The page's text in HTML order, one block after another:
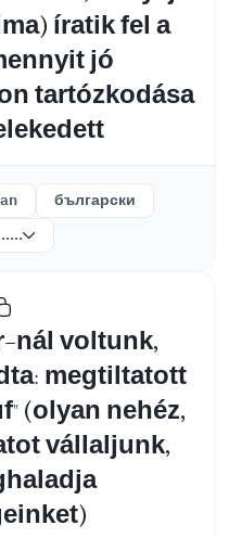
íratik fel a
jó
tartózkodása
български
nál voltunk,
megtiltatott
(olyan nehéz,
vállaljunk,